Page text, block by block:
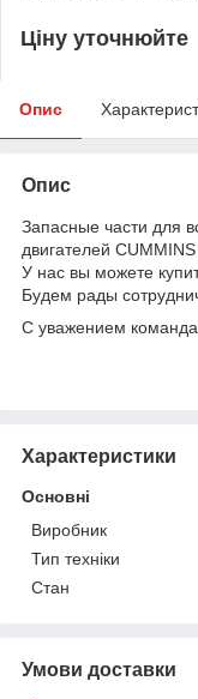
Ціну уточнюйте
Опис
Опис
Запасные части для
двигателей
У нас вы можете
Будем рады
С уважением
Характеристики
Основні
Виробник
Тип техніки
Стан
Умови доставки